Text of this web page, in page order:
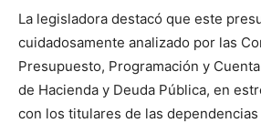
La legisladora destacó que este
cuidadosamente analizado por las
Presupuesto, Programación y
de Hacienda y Deuda Pública, en
con los titulares de las